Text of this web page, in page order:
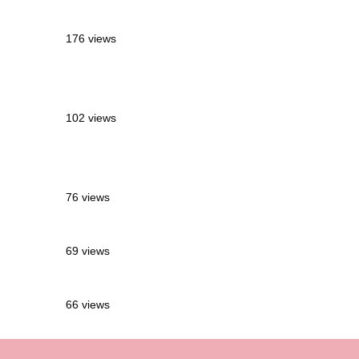
176 views
102 views
76 views
69 views
66 views